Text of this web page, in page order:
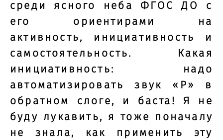
среди ясного неба ФГОС ДО с
его ориентирами на
активность, инициативность и
самостоятельность. Какая
инициативность: надо
автоматизировать звук «Р» в
обратном слоге, и баста! Я не
буду лукавить, я тоже поначалу
не знала, как применить эту